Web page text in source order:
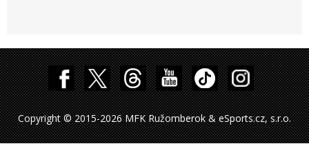
Copyright © 2015-2026 MFK Ružomberok & eSports.cz, s.r.o.